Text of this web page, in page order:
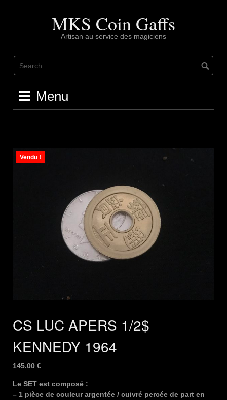
MKS Coin Gaffs
Artisan au service des magiciens
Menu
Vendu !
CS LUC APERS 1/2$
KENNEDY 1964
145.00 €
Le SET est composé :
– 1 pièce de couleur argentée / cuivré percée de part en